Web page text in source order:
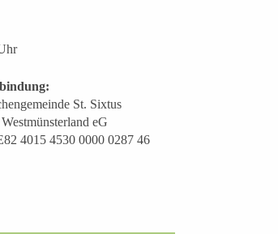
St. Sixtus
Westmünsterland eG
4015 4530 0000 0287 46